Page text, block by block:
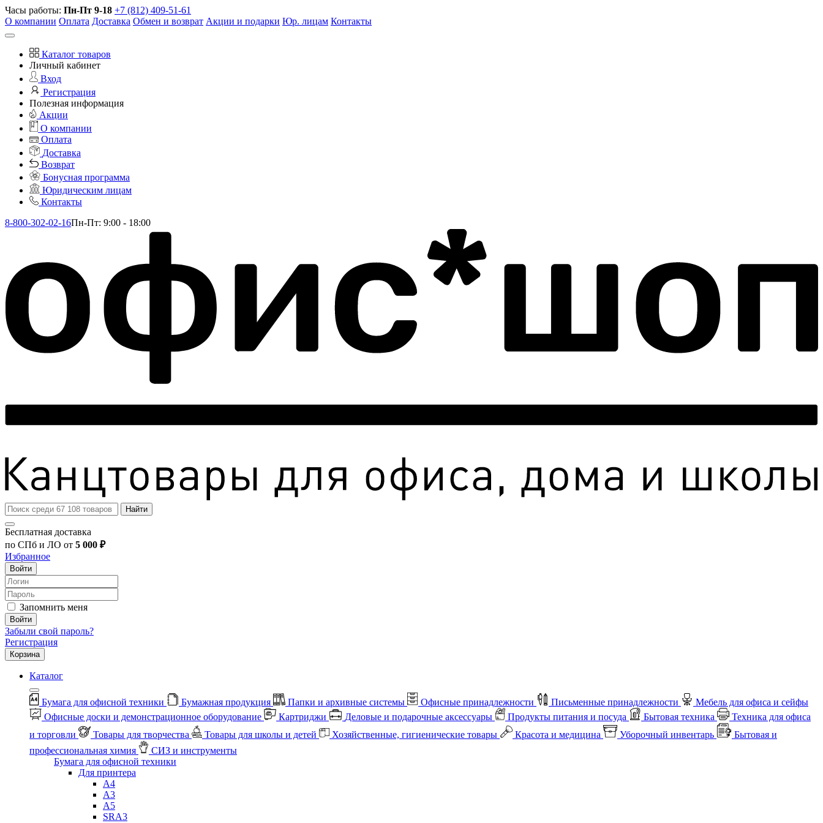
Часы работы: Пн-Пт 9-18 +7 (812) 409-51-61
О компании Оплата Доставка Обмен и возврат Акции и подарки Юр. лицам Контакты
Каталог товаров
Личный кабинет
Вход
Регистрация
Полезная информация
Акции
О компании
Оплата
Доставка
Возврат
Бонусная программа
Юридическим лицам
Контакты
8-800-302-02-16Пн-Пт: 9:00 - 18:00
Найти
Бесплатная доставка
по СПб и ЛО от 5 000 ₽
Избранное
Войти
Запомнить меня
Войти
Забыли свой пароль?
Регистрация
Корзина
Каталог
Бумага для офисной техники Бумажная продукция Папки и архивные системы Офисные принадлежности Письменные принадлежности
Мебель для офиса и сейфы
Офисные доски и демонстрационное оборудование
Картриджи Деловые и подарочные аксессуары Продукты питания и посуда Бытовая техника
Техника для офиса
и торговли
Товары для творчества Товары для школы и детей Хозяйственные, гигиенические товары Красота и медицина Уборочный инвентарь
Бытовая и
профессиональная химия
СИЗ и инструменты
Бумага для офисной техники
Для принтера
А4
А3
А5
SRA3